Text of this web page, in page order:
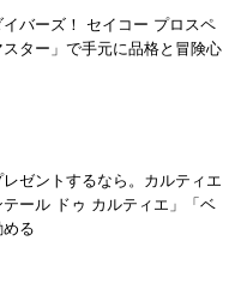
イバーズ！ セイコー プロスペ
ター」で手元に品格と冒険心
ゼントするなら。カルティエ
テール ドゥ カルティエ」「ベ
る